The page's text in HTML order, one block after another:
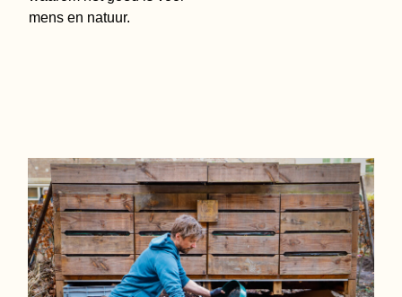
mens en natuur.